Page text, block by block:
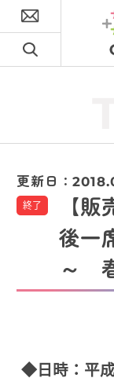
更新日：
終了
【
後一
～
◆日時：平